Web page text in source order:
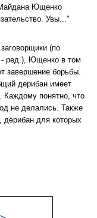
Ющенко
Увы..."
(по
ред.), Ющенко в том
завершение борьбы.
дерибан имеет
Каждому понятно, что
не делались. Также
дерибан для которых